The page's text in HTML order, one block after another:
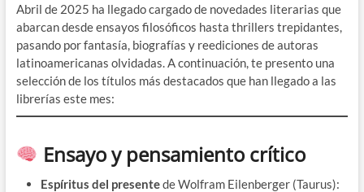
Abril de 2025 ha llegado cargado de novedades literarias que
abarcan desde ensayos filosóficos hasta thrillers trepidantes,
pasando por fantasía, biografías y reediciones de autoras
latinoamericanas olvidadas. A continuación, te presento una
selección de los títulos más destacados que han llegado a las
librerías este mes:​
Ensayo y pensamiento crítico
Espíritus del presentede Wolfram Eilenberger (Taurus):